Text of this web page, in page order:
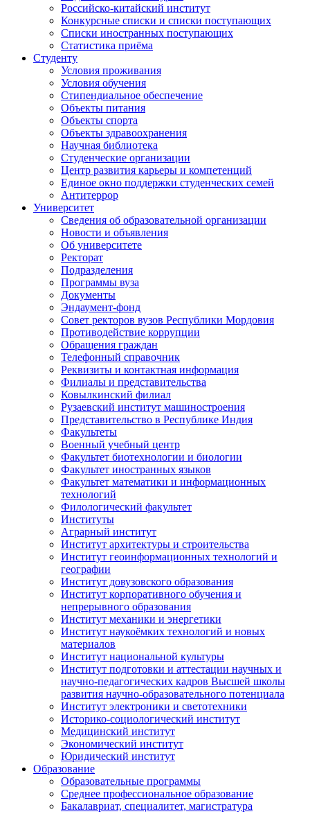
Российско-китайский институт
Конкурсные списки и списки поступающих
Списки иностранных поступающих
Статистика приёма
Студенту
Условия проживания
Условия обучения
Стипендиальное обеспечение
Объекты питания
Объекты спорта
Объекты здравоохранения
Научная библиотека
Студенческие организации
Центр развития карьеры и компетенций
Единое окно поддержки студенческих семей
Антитеррор
Университет
Сведения об образовательной организации
Новости и объявления
Об университете
Ректорат
Подразделения
Программы вуза
Документы
Эндаумент-фонд
Совет ректоров вузов Республики Мордовия
Противодействие коррупции
Обращения граждан
Телефонный справочник
Реквизиты и контактная информация
Филиалы и представительства
Ковылкинский филиал
Рузаевский институт машиностроения
Представительство в Республике Индия
Факультеты
Военный учебный центр
Факультет биотехнологии и биологии
Факультет иностранных языков
Факультет математики и информационных
технологий
Филологический факультет
Институты
Аграрный институт
Институт архитектуры и строительства
Институт геоинформационных технологий и
географии
Институт довузовского образования
Институт корпоративного обучения и
непрерывного образования
Институт механики и энергетики
Институт наукоёмких технологий и новых
материалов
Институт национальной культуры
Институт подготовки и аттестации научных и
научно-педагогических кадров Высшей школы
развития научно-образовательного потенциала
Институт электроники и светотехники
Историко-социологический институт
Медицинский институт
Экономический институт
Юридический институт
Образование
Образовательные программы
Среднее профессиональное образование
Бакалавриат, специалитет, магистратура